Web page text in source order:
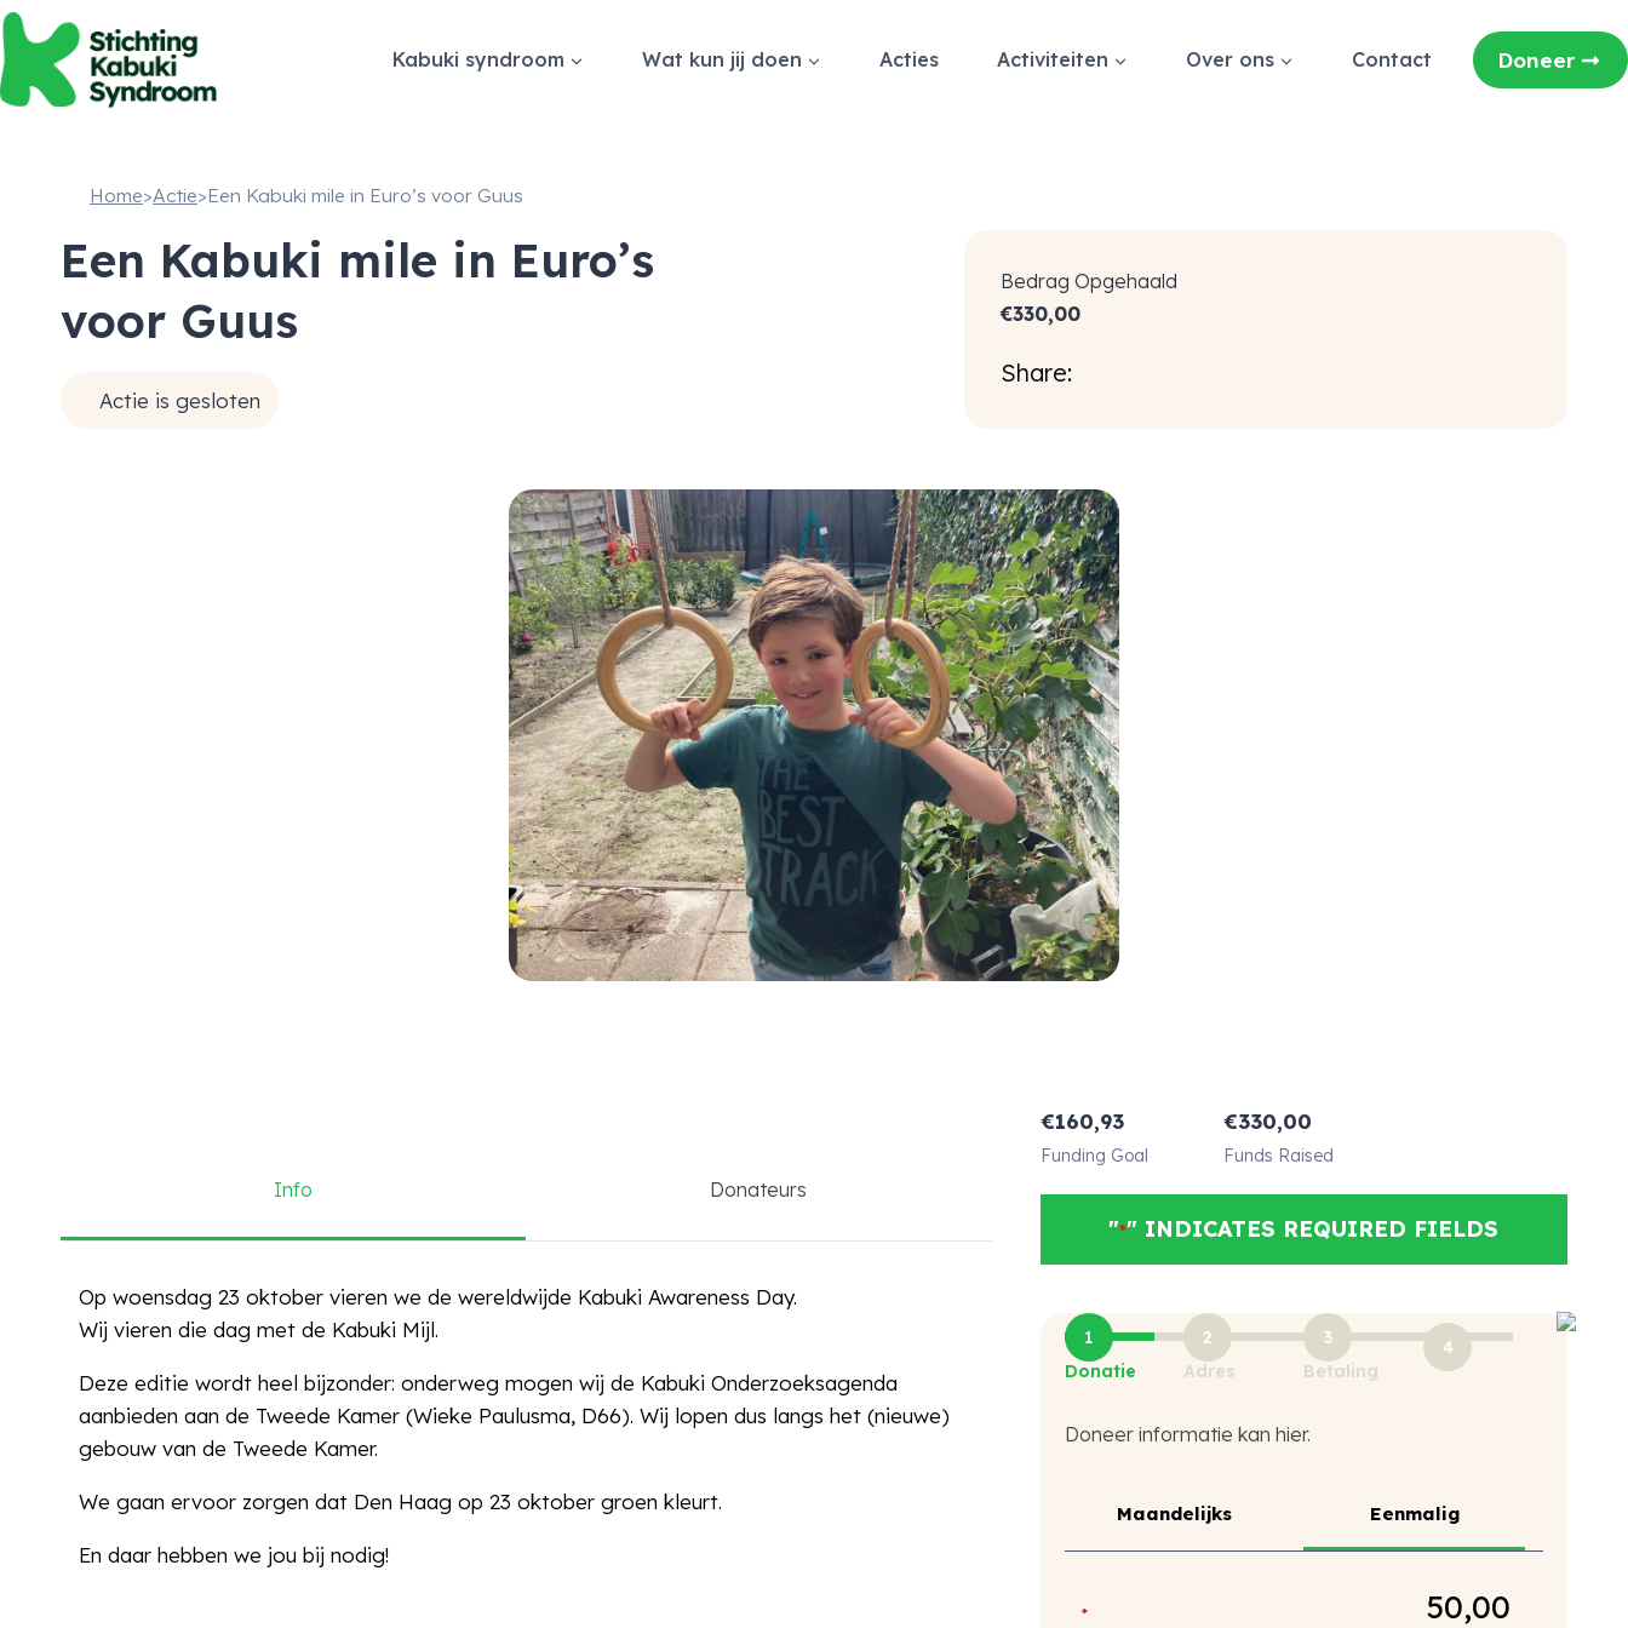
Kabuki syndroom Wat kun jij doen Acties Activiteiten Over ons Contact Doneer
Home>Actie>Een Kabuki mile in Euro’s voor Guus
Een Kabuki mile in Euro’s
voor Guus
Actie is gesloten
€330,00
Bedrag Opgehaald
Share:
Info Donateurs
Op woensdag 23 oktober vieren we de wereldwijde Kabuki Awareness Day.
Wij vieren die dag met de Kabuki Mijl.
Deze editie wordt heel bijzonder: onderweg mogen wij de Kabuki Onderzoeksagenda
aanbieden aan de Tweede Kamer (Wieke Paulusma, D66). Wij lopen dus langs het (nieuwe)
gebouw van de Tweede Kamer.
We gaan ervoor zorgen dat Den Haag op 23 oktober groen kleurt.
En daar hebben we jou bij nodig!
€160,93
Funding Goal
€330,00
Funds Raised
"*" INDICATES REQUIRED FIELDS
1
Donatie
2
Adres
3
Betaling
4
Doneer informatie kan hier.
Maandelijks Eenmalig
*